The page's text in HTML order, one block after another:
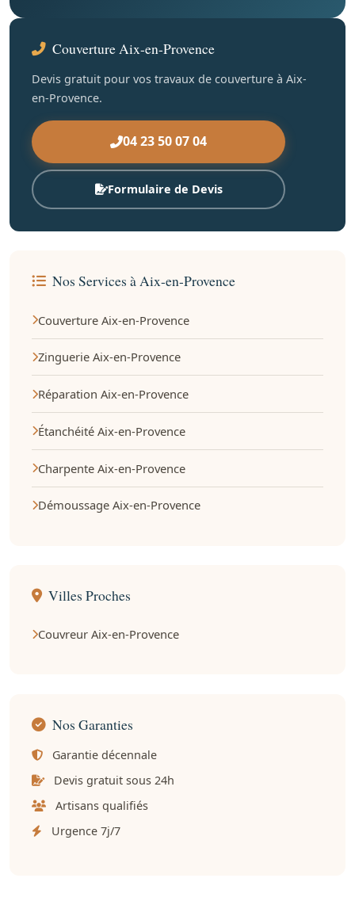
Couverture Aix-en-Provence
Devis gratuit pour vos travaux de couverture à Aix-
en-Provence.
04 23 50 07 04
Formulaire de Devis
Nos Services à Aix-en-Provence
Couverture Aix-en-Provence
Zinguerie Aix-en-Provence
Réparation Aix-en-Provence
Étanchéité Aix-en-Provence
Charpente Aix-en-Provence
Démoussage Aix-en-Provence
Villes Proches
Couvreur Aix-en-Provence
Nos Garanties
Garantie décennale
Devis gratuit sous 24h
Artisans qualifiés
Urgence 7j/7